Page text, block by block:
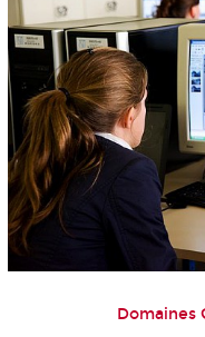
Domaines